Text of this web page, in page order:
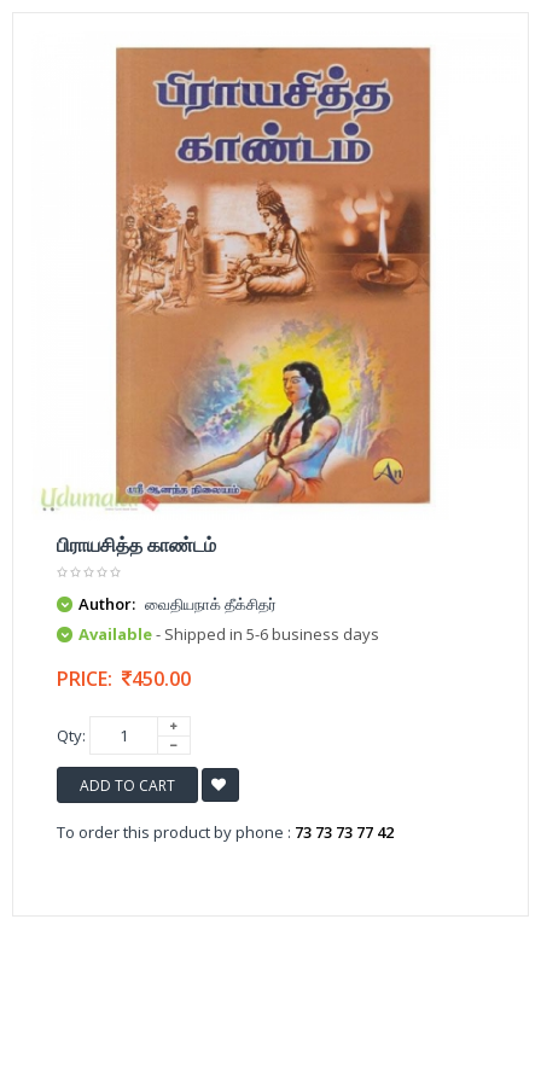
பிராயசித்த காண்டம்
Author: வைதியநாக் தீக்சிதர்
Available- Shipped in 5-6 business days
PRICE: 450.00
Qty:
ADD TO CART
To order this product by phone : 73 73 73 77 42